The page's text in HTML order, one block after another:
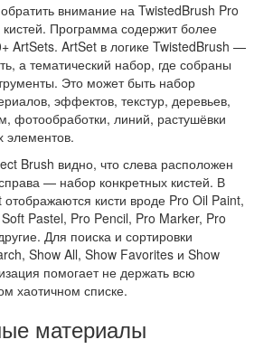
внимание на TwistedBrush Pro
Программа содержит более
ArtSets. ArtSet в логике TwistedBrush —
а тематический набор, где собраны
Это может быть набор
эффектов, текстур, деревьев,
фотообработки, линий, растушёвки
элементов.
Brush видно, что слева расположен
— набор конкретных кистей. В
кисти вроде Pro Oil Paint,
Pastel, Pro Pencil, Pro Marker, Pro
Для поиска и сортировки
Show All, Show Favorites и Show
помогает не держать всю
хаотичном списке.
материалы